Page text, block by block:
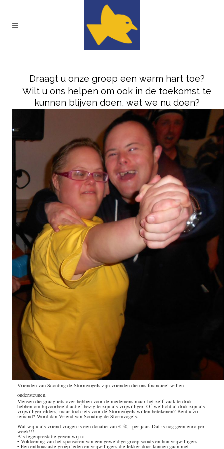
Draagt u onze groep een warm hart toe?
Wilt u ons helpen om ook in de toekomst te
kunnen blijven doen, wat we nu doen?
Vrienden van Scouting de Stormvogels zijn vrienden die ons financieel willen
ondersteunen.
Mensen die graag iets over hebben voor de medemens maar het zelf vaak te druk
hebben om bijvoorbeeld actief bezig te zijn als vrijwilliger. Of wellicht al druk zijn als
vrijwilliger elders, maar toch iets voor de Stormvogels willen betekenen? Bent u zo
iemand? Word dan Vriend van Scouting de Stormvogels.
Wat wij u als vriend vragen is een donatie van € 50,- per jaar. Dat is nog geen euro per
week!!!
Als tegenprestatie geven wij u:
• Voldoening van het sponsoren van een geweldige groep scouts en hun vrijwilligers.
• Een enthousiaste groep leden en vrijwilligers die lekker door kunnen gaan met